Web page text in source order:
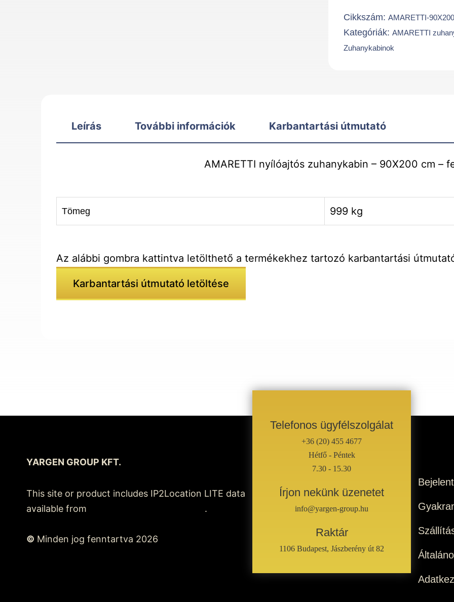
90X200
Cikkszám:AMARETTI-
Kategóriák:AMARETTI
Zuhanykabinok
Leírás További információk Karbantartási útmutató
AMARETTI nyílóajtós zuhanykabin – 90X200 cm –
Tömeg 999 kg
Az alábbi gombra kattintva letölthető a termékekhez tartozó karbantartási
Karbantartási útmutató letöltése
YARGEN GROUP KFT.
This site or product includes IP2Location LITE data
available from
.
© Minden jog fenntartva 2026
Telefonos ügyfélszolgálat
+36 (20) 455 4677
Hétfő - Péntek
7.30 - 15.30
Írjon nekünk üzenetet
info@yargen-group.hu
Raktár
1106 Budapest, Jászberény út 82